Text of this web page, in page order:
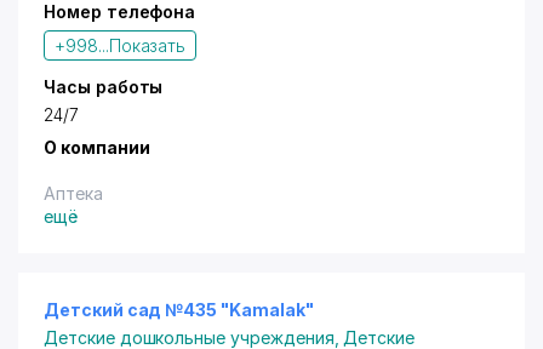
Номер телефона
+998...Показать
Часы работы
24/7
О компании
Аптека
ещё
Детский сад №435 "Kamalak"
Детские дошкольные учреждения Детские